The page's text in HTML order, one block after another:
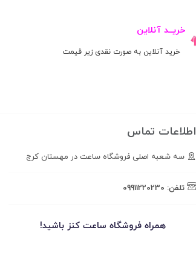
خریــد آنلاین
خرید آنلاین به صورت نقدی زیر قیمت
اطلاعات تماس
سه شعبه اصلی فروشگاه ساعت در مهستان کرج
تلفن: 09911220230
همراه فروشگاه ساعت کنز باشید!